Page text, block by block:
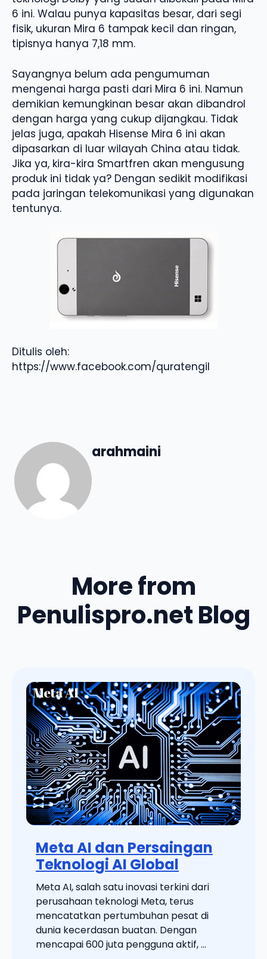
6 ini. Walau punya kapasitas besar, dari segi
fisik, ukuran Mira 6 tampak kecil dan ringan,
tipisnya hanya 7,18 mm.
Sayangnya belum ada pengumuman
mengenai harga pasti dari Mira 6 ini. Namun
demikian kemungkinan besar akan dibandrol
dengan harga yang cukup dijangkau. Tidak
jelas juga, apakah Hisense Mira 6 ini akan
dipasarkan di luar wilayah China atau tidak.
Jika ya, kira-kira Smartfren akan mengusung
produk ini tidak ya? Dengan sedikit modifikasi
pada jaringan telekomunikasi yang digunakan
tentunya.
Ditulis oleh:
https://www.facebook.com/quratengil
arahmaini
More from
Penulispro.net Blog
Meta AI dan Persaingan
Teknologi AI Global
Meta AI, salah satu inovasi terkini dari
perusahaan teknologi Meta, terus
mencatatkan pertumbuhan pesat di
dunia kecerdasan buatan. Dengan
mencapai 600 juta pengguna aktif, ...